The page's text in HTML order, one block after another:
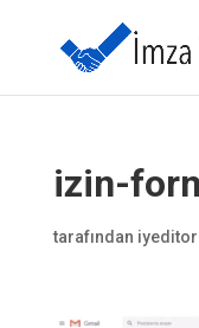
izin-
tarafından iyeditor